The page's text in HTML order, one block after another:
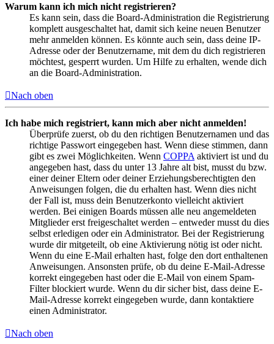
Warum kann ich mich nicht registrieren?
Es kann sein, dass die Board-Administration die Registrierung
komplett ausgeschaltet hat, damit sich keine neuen Benutzer
mehr anmelden können. Es könnte auch sein, dass deine IP-
Adresse oder der Benutzername, mit dem du dich registrieren
möchtest, gesperrt wurden. Um Hilfe zu erhalten, wende dich
an die Board-Administration.
Nach oben
Ich habe mich registriert, kann mich aber nicht anmelden!
Überprüfe zuerst, ob du den richtigen Benutzernamen und das
richtige Passwort eingegeben hast. Wenn diese stimmen, dann
gibt es zwei Möglichkeiten. Wenn COPPA aktiviert ist und du
angegeben hast, dass du unter 13 Jahre alt bist, musst du bzw.
einer deiner Eltern oder deiner Erziehungsberechtigten den
Anweisungen folgen, die du erhalten hast. Wenn dies nicht
der Fall ist, muss dein Benutzerkonto vielleicht aktiviert
werden. Bei einigen Boards müssen alle neu angemeldeten
Mitglieder erst freigeschaltet werden – entweder musst du dies
selbst erledigen oder ein Administrator. Bei der Registrierung
wurde dir mitgeteilt, ob eine Aktivierung nötig ist oder nicht.
Wenn du eine E-Mail erhalten hast, folge den dort enthaltenen
Anweisungen. Ansonsten prüfe, ob du deine E-Mail-Adresse
korrekt eingegeben hast oder die E-Mail von einem Spam-
Filter blockiert wurde. Wenn du dir sicher bist, dass deine E-
Mail-Adresse korrekt eingegeben wurde, dann kontaktiere
einen Administrator.
Nach oben